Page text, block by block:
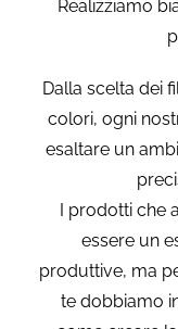
Realizziamo
Dalla scelta dei
colori, ogni
esaltare un
I prodotti che
essere un
produttive, ma
te dobbiamo